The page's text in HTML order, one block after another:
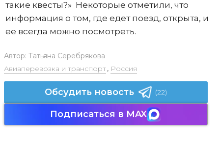
такие квесты?» Некоторые отметили, что
информация о том, где едет поезд, открыта, и
ее всегда можно посмотреть.
Автор: Татьяна Серебрякова
Авиаперевозка и транспорт, Россия
Обсудить новость (22)
Подписаться в MAX